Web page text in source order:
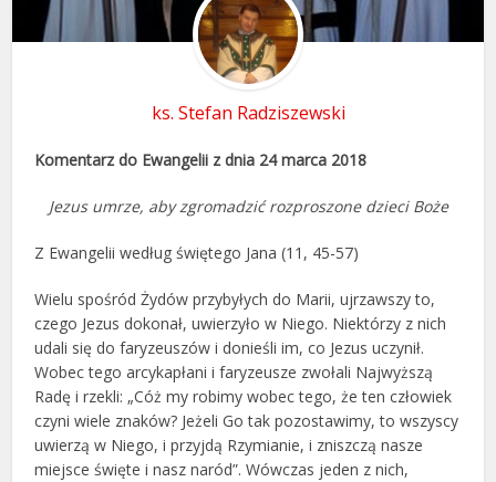
ks. Stefan Radziszewski
Komentarz do Ewangelii z dnia 24 marca 2018
Jezus umrze, aby zgromadzić rozproszone dzieci Boże
Z Ewangelii według świętego Jana (11, 45-57)
Wielu spośród Żydów przybyłych do Marii, ujrzawszy to,
czego Jezus dokonał, uwierzyło w Niego. Niektórzy z nich
udali się do faryzeuszów i donieśli im, co Jezus uczynił.
Wobec tego arcykapłani i faryzeusze zwołali Najwyższą
Radę i rzekli: „Cóż my robimy wobec tego, że ten człowiek
czyni wiele znaków? Jeżeli Go tak pozostawimy, to wszyscy
uwierzą w Niego, i przyjdą Rzymianie, i zniszczą nasze
miejsce święte i nasz naród”. Wówczas jeden z nich,